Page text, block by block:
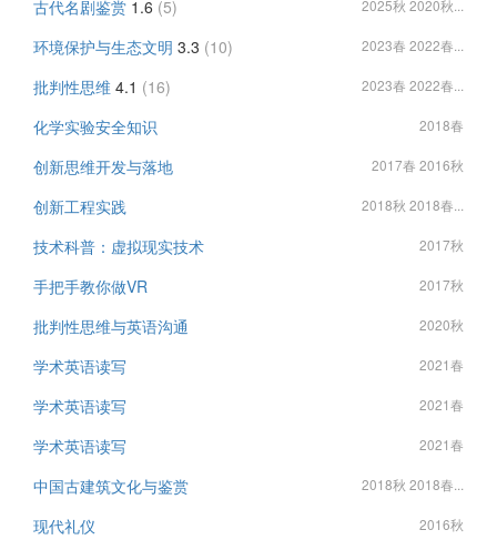
古代名剧鉴赏 1.6 (5) 2025秋 2020秋...
环境保护与生态文明 3.3 (10) 2023春 2022春...
批判性思维 4.1 (16) 2023春 2022春...
化学实验安全知识 2018春
创新思维开发与落地 2017春 2016秋
创新工程实践 2018秋 2018春...
技术科普：虚拟现实技术 2017秋
手把手教你做VR 2017秋
批判性思维与英语沟通 2020秋
学术英语读写 2021春
学术英语读写 2021春
学术英语读写 2021春
中国古建筑文化与鉴赏 2018秋 2018春...
现代礼仪 2016秋